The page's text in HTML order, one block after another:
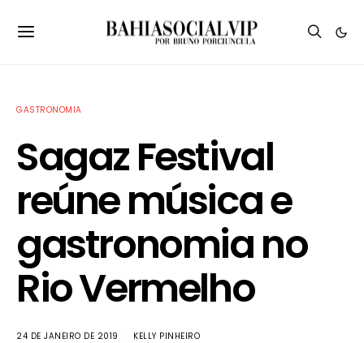
GASTRONOMIA
Sagaz Festival
reúne música e
gastronomia no
Rio Vermelho
24 DE JANEIRO DE 2019 KELLY PINHEIRO